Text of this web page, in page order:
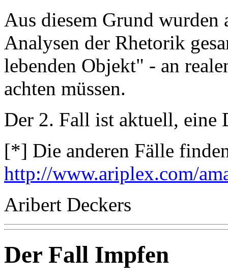
Aus diesem Grund
Analysen der Rhetorik
lebenden Objekt" - an
achten müssen.
Der 2. Fall ist aktuell, eine
[*] Die anderen Fälle
http://www.ariplex.com/
Aribert Deckers
Der Fall Impfen